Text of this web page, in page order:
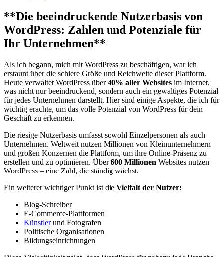
**Die beeindruckende Nutzerbasis von
WordPress: Zahlen und Potenziale für
Ihr Unternehmen**
Als ich begann, mich mit WordPress zu beschäftigen, war ich
erstaunt über​ die schiere Größe und Reichweite dieser Plattform.
Heute verwaltet WordPress über40% aller Websites ⁣im Internet,
was⁣ nicht nur beeindruckend, sondern auch ein gewaltiges Potenzial
für jedes Unternehmen darstellt. Hier sind einige Aspekte, die ich für
wichtig erachte, um‌ das volle Potenzial von WordPress für dein
Geschäft zu erkennen.
Die‌ riesige Nutzerbasis ⁢umfasst sowohl Einzelpersonen als⁤ auch
Unternehmen. Weltweit nutzen Millionen von Kleinunternehmern
und großen Konzernen die Plattform, um ihre Online-Präsenz zu
erstellen und zu optimieren. Über600 Millionen Websites ​nutzen⁣
WordPress – eine Zahl, die ständig wächst.
Ein weiterer⁢ wichtiger Punkt ist die Vielfalt der Nutzer:
Blog-Schreiber
E-Commerce-Plattformen
Künstlerund ⁢Fotografen
Politische Organisationen
Bildungseinrichtungen